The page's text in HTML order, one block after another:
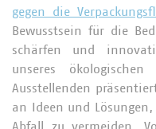
gegen die
Bewusstsein für die
schärfen und
unseres
Ausstellenden
an Ideen und